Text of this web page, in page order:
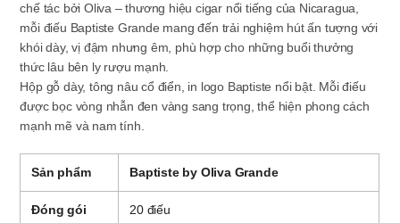
chế tác bởi Oliva – thương hiệu cigar nổi tiếng của Nicaragua,
mỗi điếu Baptiste Grande mang đến trải nghiệm hút ấn tượng với
khói dày, vị đậm nhưng êm, phù hợp cho những buổi thưởng
thức lâu bên ly rượu mạnh.
Hộp gỗ dày, tông nâu cổ điển, in logo Baptiste nổi bật. Mỗi điếu
được bọc vòng nhẫn đen vàng sang trọng, thể hiện phong cách
mạnh mẽ và nam tính.
Sản phẩm Baptiste by Oliva Grande
Đóng gói 20 điếu